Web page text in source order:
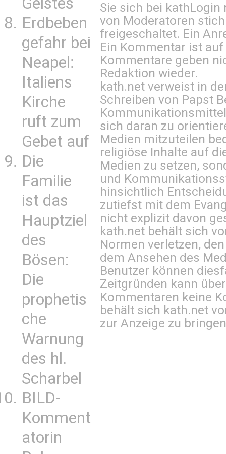
Erdbeben
gefahr bei
Neapel:
Italiens
Kirche
ruft zum
Gebet auf
Die
Familie
ist das
Hauptziel
des
Bösen:
Die
prophetis
che
Warnung
des hl.
Scharbel
BILD-
Komment
atorin
Sie sich bei kathLogin
von Moderatoren
freigeschaltet. Ein
Ein Kommentar ist
Kommentare geben
Redaktion wieder.
kath.net verweist in
Schreiben von Papst
sich daran zu
Medien mitzuteilen
religiöse Inhalte auf
Medien zu setzen,
und
hinsichtlich
zutiefst mit dem
nicht explizit davon
kath.net behält sich
Normen verletzen,
dem Ansehen des
Benutzer können
Zeitgründen kann
Kommentaren keine
behält sich kath.net
zur Anzeige zu